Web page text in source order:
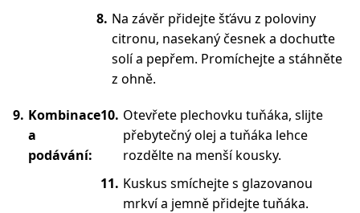
Na závěr přidejte šťávu z poloviny
citronu, nasekaný česnek a dochuťte
solí a pepřem. Promíchejte a stáhněte
z ohně.
Kombinace
a
podávání:
Otevřete plechovku tuňáka, slijte
přebytečný olej a tuňáka lehce
rozdělte na menší kousky.
Kuskus smíchejte s glazovanou
mrkví a jemně přidejte tuňáka.